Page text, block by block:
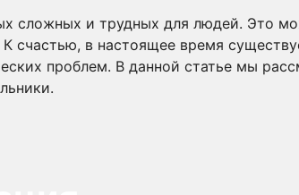
сложных и трудных для людей. Это
счастью, в настоящее время
проблем. В данной статье мы